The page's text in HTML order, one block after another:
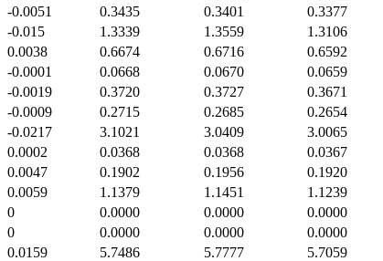
-0.0051 0.3435 0.3401 0.3377
-0.015 1.3339 1.3559 1.3106
0.0038 0.6674 0.6716 0.6592
-0.0001 0.0668 0.0670 0.0659
-0.0019 0.3720 0.3727 0.3671
-0.0009 0.2715 0.2685 0.2654
-0.0217 3.1021 3.0409 3.0065
0.0002 0.0368 0.0368 0.0367
0.0047 0.1902 0.1956 0.1920
0.0059 1.1379 1.1451 1.1239
0 0.0000 0.0000 0.0000
0 0.0000 0.0000 0.0000
0.0159 5.7486 5.7777 5.7059